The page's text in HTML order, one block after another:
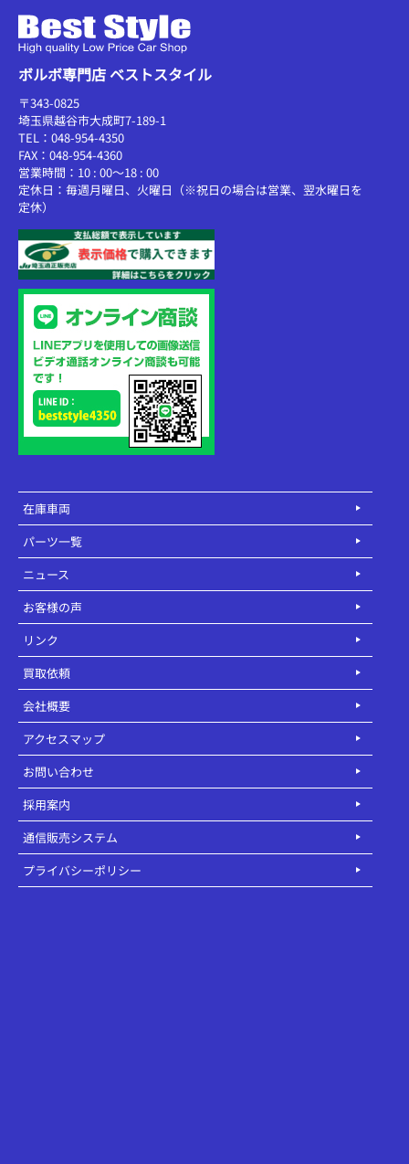
ボルボ専門店 ベストスタイル
〒343-0825
埼玉県越谷市大成町7-189-1
TEL：048-954-4350
FAX：048-954-4360
営業時間：10 : 00～18 : 00
定休日：毎週月曜日、火曜日（※祝日の場合は営業、翌水曜日を
定休）
在庫車両
パーツ一覧
ニュース
お客様の声
リンク
買取依頼
会社概要
アクセスマップ
お問い合わせ
採用案内
通信販売システム
プライバシーポリシー